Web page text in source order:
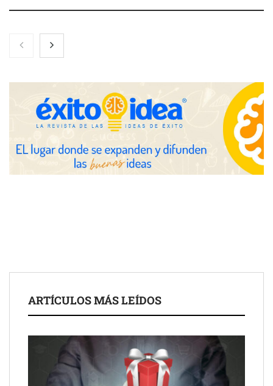
Zoomex mejora su Strategy Center con herramientas
avanzadas para trading estratégico
COMPALISS de LYSOTRIC: cuando un solo producto multiplica
las posibilidades del salón profesional
Fundación Mapfre y CISE lanzan el concurso ‘Talento Sénior’
para impulsar ideas innovadoras creadas por y para mayores
Schaeffler mejora su rentabilidad en el primer semestre de 2026
ARTÍCULOS MÁS LEÍDOS